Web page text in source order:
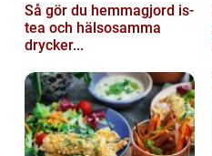
Så gör du hemmagjord is-
tea och hälsosamma
drycker...